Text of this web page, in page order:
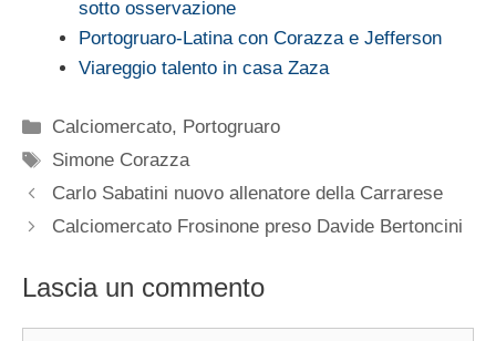
sotto osservazione
Portogruaro-Latina con Corazza e Jefferson
Viareggio talento in casa Zaza
Categorie
Calciomercato, Portogruaro
Tag
Simone Corazza
Carlo Sabatini nuovo allenatore della Carrarese
Calciomercato Frosinone preso Davide Bertoncini
Lascia un commento